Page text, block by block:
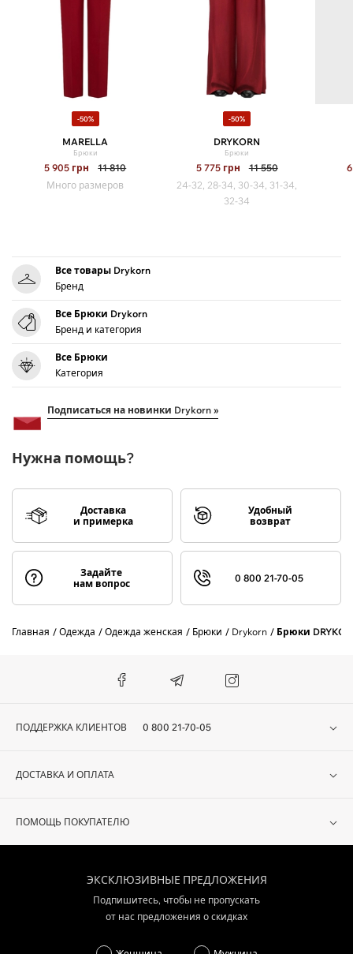
-50%
MARELLA
Брюки
5 905 грн
11 810
Много размеров
-50%
DRYKORN
Брюки
5 775 грн
11 550
24-32, 28-34, 30-34, 31-34,
32-34
Все товары Drykorn
Бренд
Все Брюки Drykorn
Бренд и категория
Все Брюки
Категория
Подписаться на новинки Drykorn »
Нужна помощь?
Доставка
и примерка
Удобный
возврат
Задайте
нам вопрос
0 800 21-70-05
Главная Одежда Одежда женская Брюки Drykorn Брюки
ПОДДЕРЖКА КЛИЕНТОВ 0 800 21-70-05
ДОСТАВКА И ОПЛАТА
ПОМОЩЬ ПОКУПАТЕЛЮ
ЭКСКЛЮЗИВНЫЕ ПРЕДЛОЖЕНИЯ
Подпишитесь, чтобы не пропускать
от нас предложения о скидках